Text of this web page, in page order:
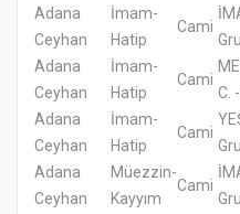
Adana
Ceyhan
İmam-
Hatip
Cami
Adana
Ceyhan
İmam-
Hatip
Cami
C.
Adana
Ceyhan
İmam-
Hatip
Cami
Adana
Ceyhan
Müezzin-
Kayyım
Cami